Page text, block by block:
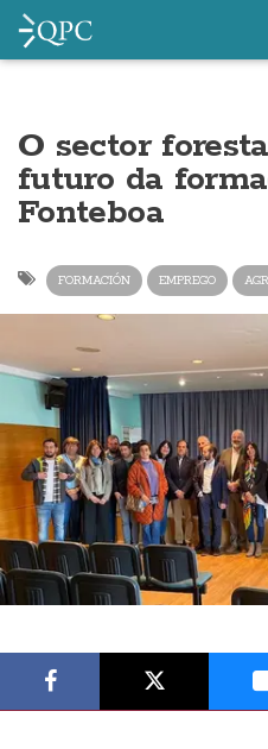
O sector
futuro da
Fonteboa
FORMACIÓN EMPREGO